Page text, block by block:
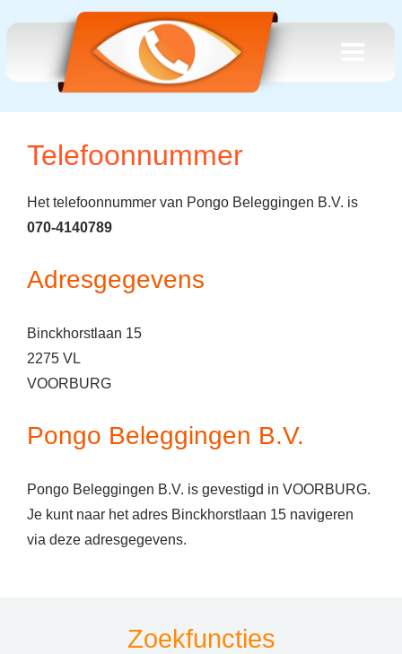
Telefoonnummer
Het telefoonnummer van Pongo Beleggingen B.V. is
070-4140789
Adresgegevens
Binckhorstlaan 15
2275 VL
VOORBURG
Pongo Beleggingen B.V.
Pongo Beleggingen B.V. is gevestigd in VOORBURG.
Je kunt naar het adres Binckhorstlaan 15 navigeren
via deze adresgegevens.
Zoekfuncties